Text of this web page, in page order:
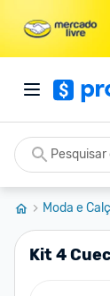
Moda e
Kit 4